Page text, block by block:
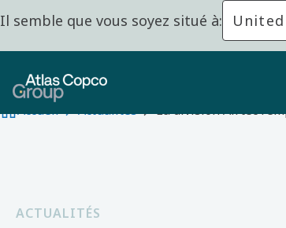
Il semble que vous soyez situé à: United
Accueil
Actualités La division Airtec
ACTUALITÉS